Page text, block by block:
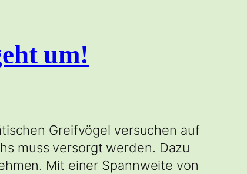
um!
Greifvögel versuchen auf
muss versorgt werden. Dazu
Mit einer Spannweite von